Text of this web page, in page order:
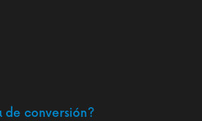
de conversión?